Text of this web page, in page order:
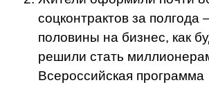
соцконтрактов за полгода
половины на бизнес, как
решили стать
Всероссийская программа